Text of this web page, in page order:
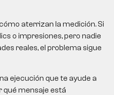
aterrizan la medición. Si
o impresiones, pero nadie
reales, el problema sigue
ejecución que te ayude a
qué mensaje está